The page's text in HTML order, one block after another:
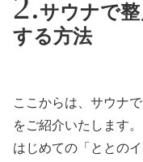
サウナで
する方法
ここからは、サウナ
をご紹介いたします。
はじめての「ととの